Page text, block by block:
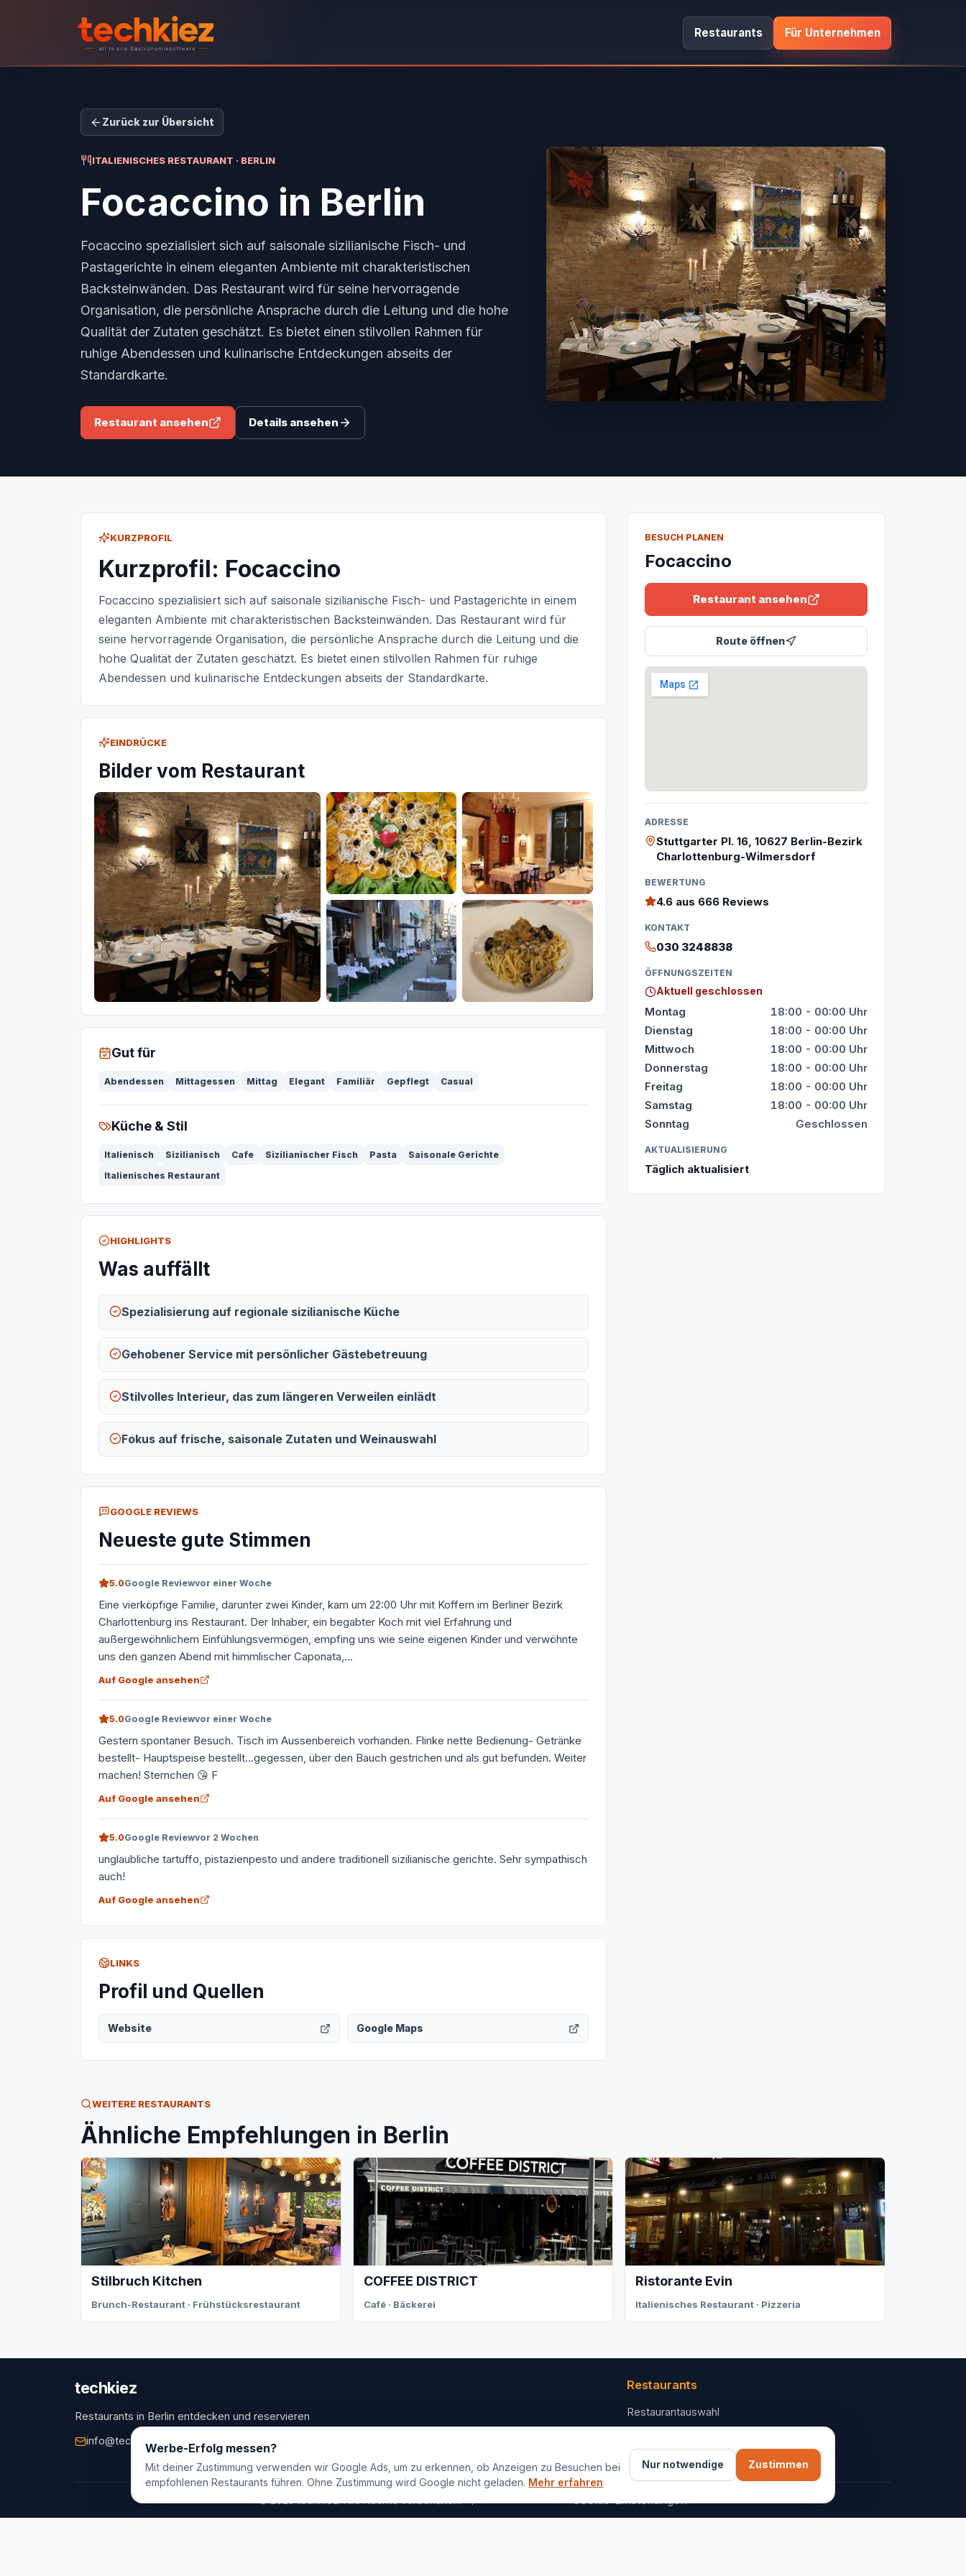
Restaurants Für Unternehmen
Zurück zur Übersicht
ITALIENISCHES RESTAURANT · BERLIN
Focaccino in Berlin
Focaccino spezialisiert sich auf saisonale sizilianische Fisch- und
Pastagerichte in einem eleganten Ambiente mit charakteristischen
Backsteinwänden. Das Restaurant wird für seine hervorragende
Organisation, die persönliche Ansprache durch die Leitung und die hohe
Qualität der Zutaten geschätzt. Es bietet einen stilvollen Rahmen für
ruhige Abendessen und kulinarische Entdeckungen abseits der
Standardkarte.
Restaurant ansehen Details ansehen
KURZPROFIL
Kurzprofil: Focaccino
Focaccino spezialisiert sich auf saisonale sizilianische Fisch- und Pastagerichte in einem
eleganten Ambiente mit charakteristischen Backsteinwänden. Das Restaurant wird für
seine hervorragende Organisation, die persönliche Ansprache durch die Leitung und die
hohe Qualität der Zutaten geschätzt. Es bietet einen stilvollen Rahmen für ruhige
Abendessen und kulinarische Entdeckungen abseits der Standardkarte.
EINDRÜCKE
Bilder vom Restaurant
Gut für
Abendessen Mittagessen Mittag Elegant Familiär Gepflegt Casual
Küche & Stil
Italienisch Sizilianisch Cafe Sizilianischer Fisch Pasta
Saisonale Gerichte
Italienisches Restaurant
HIGHLIGHTS
Was auffällt
Spezialisierung auf regionale sizilianische Küche
Gehobener Service mit persönlicher Gästebetreuung
Stilvolles Interieur, das zum längeren Verweilen einlädt
Fokus auf frische, saisonale Zutaten und Weinauswahl
GOOGLE REVIEWS
Neueste gute Stimmen
5.0Google Reviewvor einer Woche
Eine vierköpfige Familie, darunter zwei Kinder, kam um 22:00 Uhr mit Koffern im Berliner Bezirk
Charlottenburg ins Restaurant. Der Inhaber, ein begabter Koch mit viel Erfahrung und
außergewöhnlichem Einfühlungsvermögen, empfing uns wie seine eigenen Kinder und verwöhnte
uns den ganzen Abend mit himmlischer Caponata,...
Auf Google ansehen
5.0Google Reviewvor einer Woche
Gestern spontaner Besuch. Tisch im Aussenbereich vorhanden. Flinke nette Bedienung- Getränke
bestellt- Hauptspeise bestellt...gegessen, über den Bauch gestrichen und als gut befunden. Weiter
machen! Sternchen 😘 F
Auf Google ansehen
5.0Google Reviewvor 2 Wochen
unglaubliche tartuffo, pistazienpesto und andere traditionell sizilianische gerichte. Sehr sympathisch
auch!
Auf Google ansehen
LINKS
Profil und Quellen
Website Google Maps
BESUCH PLANEN
Focaccino
Restaurant ansehen
Route öffnen
ADRESSE
Stuttgarter Pl. 16, 10627 Berlin-Bezirk
Charlottenburg-Wilmersdorf
BEWERTUNG
4.6 aus 666 Reviews
KONTAKT
030 3248838
ÖFFNUNGSZEITEN
Aktuell geschlossen
Montag
18:00 - 00:00 Uhr
Dienstag
18:00 - 00:00 Uhr
Mittwoch
18:00 - 00:00 Uhr
Donnerstag
18:00 - 00:00 Uhr
Freitag
18:00 - 00:00 Uhr
Samstag
18:00 - 00:00 Uhr
Sonntag
Geschlossen
AKTUALISIERUNG
Täglich aktualisiert
WEITERE RESTAURANTS
Ähnliche Empfehlungen in Berlin
Stilbruch Kitchen
Brunch-Restaurant · Frühstücksrestaurant
COFFEE DISTRICT
Café · Bäckerei
Ristorante Evin
Italienisches Restaurant · Pizzeria
techkiez
Restaurants in Berlin entdecken und reservieren
info@techkiez.de
Berlin, Deutschland
Restaurants
Restaurantauswahl
Kontakt
© 2025 techkiez. Alle Rechte vorbehalten. Cookie-Einstellungen
Werbe-Erfolg messen?
Mit deiner Zustimmung verwenden wir Google Ads, um zu erkennen, ob Anzeigen zu Besuchen bei
empfohlenen Restaurants führen. Ohne Zustimmung wird Google nicht geladen. Mehr erfahren
Nur notwendige Zustimmen